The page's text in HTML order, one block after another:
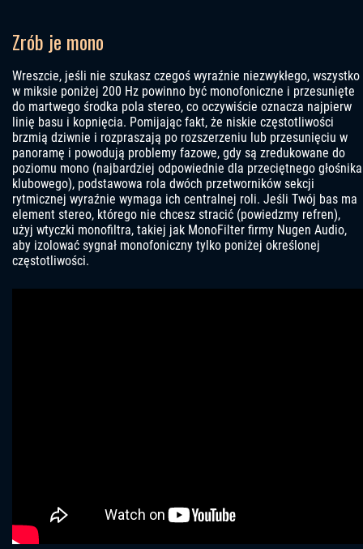
Zrób je mono
Wreszcie, jeśli nie szukasz czegoś wyraźnie niezwykłego, wszystko
w miksie poniżej 200 Hz powinno być monofoniczne i przesunięte
do martwego środka pola stereo, co oczywiście oznacza najpierw
linię basu i kopnięcia. Pomijając fakt, że niskie częstotliwości
brzmią dziwnie i rozpraszają po rozszerzeniu lub przesunięciu w
panoramę i powodują problemy fazowe, gdy są zredukowane do
poziomu mono (najbardziej odpowiednie dla przeciętnego głośnika
klubowego), podstawowa rola dwóch przetworników sekcji
rytmicznej wyraźnie wymaga ich centralnej roli. Jeśli Twój bas ma
element stereo, którego nie chcesz stracić (powiedzmy refren),
użyj wtyczki monofiltra, takiej jak MonoFilter firmy Nugen Audio,
aby izolować sygnał monofoniczny tylko poniżej określonej
częstotliwości.